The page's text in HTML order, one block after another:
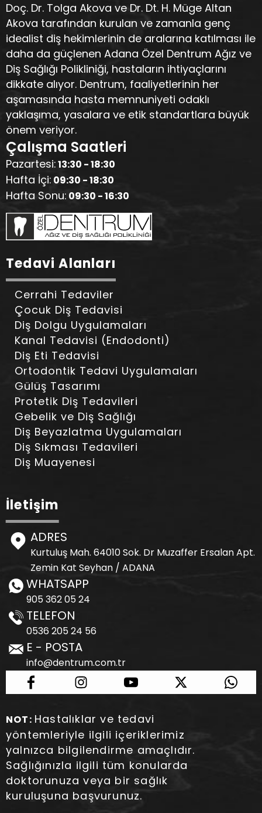
Doç. Dr. Tolga Akova ve Dr. Dt. H. Müge Altan
Akova tarafından kurulan ve zamanla genç
idealist diş hekimlerinin de aralarına katılması ile
daha da güçlenen Adana Özel Dentrum Ağız ve
Diş Sağlığı Polikliniği, hastaların ihtiyaçlarını
dikkate alıyor. Dentrum, faaliyetlerinin her
aşamasında hasta memnuniyeti odaklı
yaklaşıma, yasalara ve etik standartlara büyük
önem veriyor.
Çalışma Saatleri
Pazartesi:13:30 - 18:30
Hafta İçi: 09:30 - 18:30
Hafta Sonu: 09:30 - 16:30
Tedavi Alanları
Cerrahi Tedaviler
Çocuk Diş Tedavisi
Diş Dolgu Uygulamaları
Kanal Tedavisi (Endodonti)
Diş Eti Tedavisi
Ortodontik Tedavi Uygulamaları
Gülüş Tasarımı
Protetik Diş Tedavileri
Gebelik ve Diş Sağlığı
Diş Beyazlatma Uygulamaları
Diş Sıkması Tedavileri
Diş Muayenesi
İletişim
ADRES
Kurtuluş Mah. 64010 Sok. Dr Muzaffer Ersalan Apt.
Zemin Kat Seyhan / ADANA
WHATSAPP
905 362 05 24
TELEFON
0536 205 24 56
E - POSTA
info@dentrum.com.tr
NOT: Hastalıklar ve tedavi
yöntemleriyle ilgili içeriklerimiz
yalnızca bilgilendirme amaçlıdır.
Sağlığınızla ilgili tüm konularda
doktorunuza veya bir sağlık
kuruluşuna başvurunuz.